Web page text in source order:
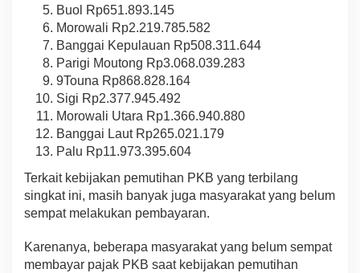
Buol Rp651.893.145
Morowali Rp2.219.785.582
Banggai Kepulauan Rp508.311.644
Parigi Moutong Rp3.068.039.283
9Touna Rp868.828.164
Sigi Rp2.377.945.492
Morowali Utara Rp1.366.940.880
Banggai Laut Rp265.021.179
Palu Rp11.973.395.604
Terkait kebijakan pemutihan PKB yang terbilang
singkat ini, masih banyak juga masyarakat yang belum
sempat melakukan pembayaran.
Karenanya, beberapa masyarakat yang belum sempat
membayar pajak PKB saat kebijakan pemutihan